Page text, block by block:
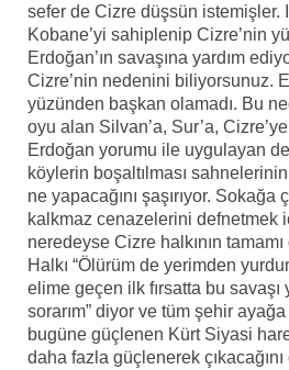
sefer de Cizre düşsün istemişler.
Kobane’yi sahiplenip Cizre’nin
Erdoğan’ın savaşına yardım
Cizre’nin nedenini biliyorsunuz.
yüzünden başkan olamadı. Bu
oyu alan Silvan’a, Sur’a,
Erdoğan yorumu ile uygulayan
köylerin boşaltılması
ne yapacağını şaşırıyor. Sokağa
kalkmaz cenazelerini defnetmek
neredeyse Cizre halkının
Halkı “Ölürüm de yerimden
elime geçen ilk fırsatta bu
sorarım” diyor ve tüm şehir
bugüne güçlenen Kürt Siyasi
daha fazla güçlenerek